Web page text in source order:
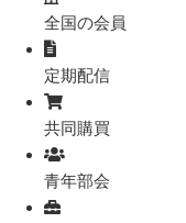
全国の会員
定期配信
共同購買
青年部会